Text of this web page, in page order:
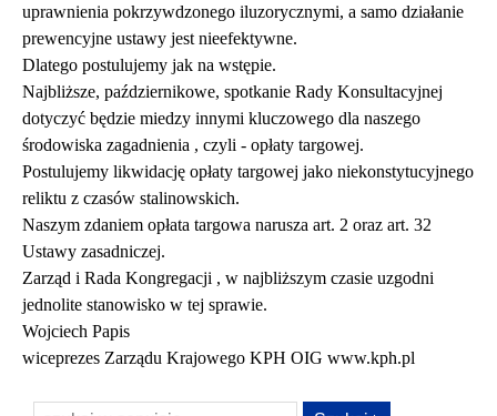
uprawnienia pokrzywdzonego iluzorycznymi, a samo działanie
prewencyjne ustawy jest nieefektywne.
Dlatego postulujemy jak na wstępie.
Najbliższe, październikowe, spotkanie Rady Konsultacyjnej
dotyczyć będzie miedzy innymi kluczowego dla naszego
środowiska zagadnienia , czyli - opłaty targowej.
Postulujemy likwidację opłaty targowej jako niekonstytucyjnego
reliktu z czasów stalinowskich.
Naszym zdaniem opłata targowa narusza art. 2 oraz art. 32
Ustawy zasadniczej.
Zarząd i Rada Kongregacji , w najbliższym czasie uzgodni
jednolite stanowisko w tej sprawie.
Wojciech Papis
wiceprezes Zarządu Krajowego KPH OIG www.kph.pl